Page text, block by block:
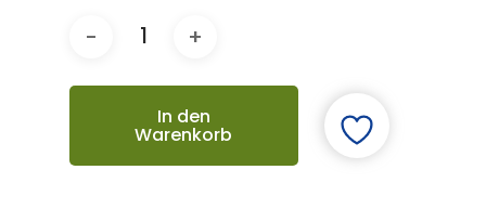
In den
Warenkorb